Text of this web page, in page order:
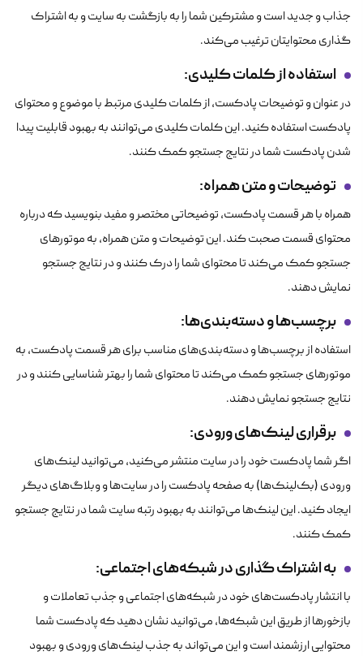
جذاب و جدید است و مشترکین شما را به بازگشت به سایت و به اشتراک
گذاری محتوایتان ترغیب می‌کند.
استفاده از کلمات کلیدی:
در عنوان و توضیحات پادکست، از کلمات کلیدی مرتبط با موضوع و محتوای
پادکست استفاده کنید. این کلمات کلیدی می‌توانند به بهبود قابلیت پیدا
شدن پادکست شما در نتایج جستجو کمک کنند.
توضیحات و متن همراه:
همراه با هر قسمت پادکست، توضیحاتی مختصر و مفید بنویسید که درباره
محتوای قسمت صحبت کند. این توضیحات و متن همراه، به موتورهای
جستجو کمک می‌کند تا محتوای شما را درک کنند و در نتایج جستجو
نمایش دهند.
برچسب‌ها و دسته‌بندی‌ها:
استفاده از برچسب‌ها و دسته‌بندی‌های مناسب برای هر قسمت پادکست، به
موتورهای جستجو کمک می‌کند تا محتوای شما را بهتر شناسایی کنند و در
نتایج جستجو نمایش دهند.
برقراری لینک‌های ورودی:
اگر شما پادکست خود را در سایت منتشر می‌کنید، می‌توانید لینک‌های
ورودی (بک‌لینک‌ها) به صفحه پادکست را در سایت‌ها و وبلاگ‌های دیگر
ایجاد کنید. این لینک‌ها می‌توانند به بهبود رتبه سایت شما در نتایج جستجو
کمک کنند.
به اشتراک گذاری در شبکه‌های اجتماعی:
با انتشار پادکست‌های خود در شبکه‌های اجتماعی و جذب تعاملات و
بازخورها از طریق این شبکه‌ها، می‌توانید نشان دهید که پادکست شما
محتوایی ارزشمند است و این می‌تواند به جذب لینک‌های ورودی و بهبود